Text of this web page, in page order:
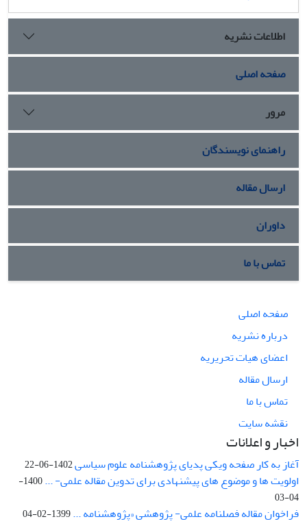
اطلاعات نشریه
صفحه اصلی
مرور
راهنمای نویسندگان
ارسال مقاله
داوران
تماس با ما
صفحه اصلی
درباره نشریه
اعضای هیات تحریریه
ارسال مقاله
تماس با ما
نقشه سایت
اخبار و اعلانات
آغاز به کار صفحه ویکی پدیای پژوهشنامه علوم سیاسی1402-06-22
اولویت ها و موضوع های پیشنهادی برای تدوین مقاله علمی- ...
1400-
04-03
فراخوان مقاله فصلنامه علمی- پژوهشی «پژوهشنامه ...1399-02-04